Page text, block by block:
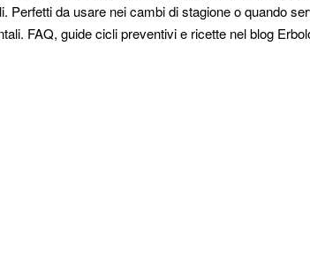
da usare nei cambi di stagione o quando
FAQ, guide cicli preventivi e ricette nel blog